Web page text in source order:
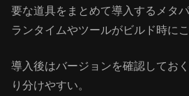
要な道具をまとめて導入するメタ
ランタイムやツールがビルド時に
導入後はバージョンを確認してお
り分けやすい。